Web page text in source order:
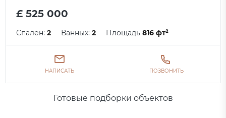
£ 525 000
Спален:2 Ванных:2 Площадь816 фт²
НАПИСАТЬ ПОЗВОНИТЬ
Готовые подборки объектов